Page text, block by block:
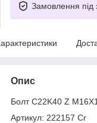
Замовлення під
Опис
Болт C22K40 Z
Артикул: 222157 Cr